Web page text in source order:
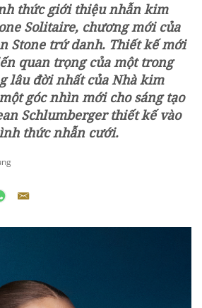
thức giới thiệu nhẫn kim
Solitaire, chương mới của
Stone trứ danh. Thiết kế mới
quan trọng của một trong
lâu đời nhất của Nhà kim
góc nhìn mới cho sáng tạo
Schlumberger thiết kế vào
thức nhẫn cưới.